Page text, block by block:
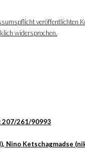
widersprochen.
207/261/90993
Nino Ketschagmadse